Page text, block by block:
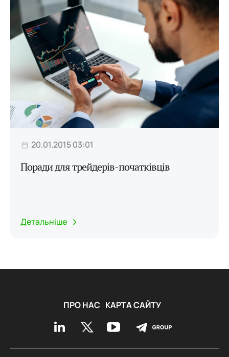
20.01.2015 03:01
Поради для трейдерів-початківців
Детальніше
ПРО НАС КАРТА САЙТУ